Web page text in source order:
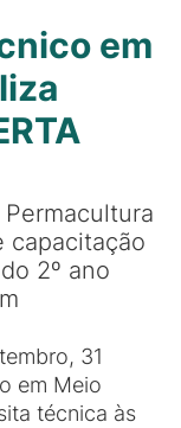
em
capacitação
2º ano
31
em Meio
técnica às